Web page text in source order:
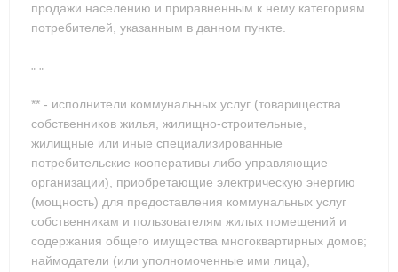
продажи населению и приравненным к нему категориям
потребителей, указанным в данном пункте.
" "
** - исполнители коммунальных услуг (товарищества
собственников жилья, жилищно-строительные,
жилищные или иные специализированные
потребительские кооперативы либо управляющие
организации), приобретающие электрическую энергию
(мощность) для предоставления коммунальных услуг
собственникам и пользователям жилых помещений и
содержания общего имущества многоквартирных домов;
наймодатели (или уполномоченные ими лица),